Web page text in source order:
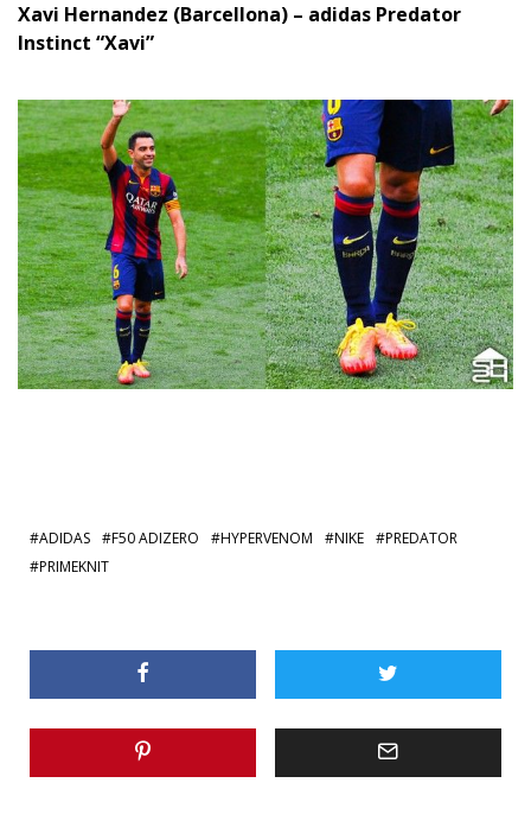
Xavi Hernandez (Barcellona) – adidas Predator
Instinct “Xavi”
ADIDAS F50 ADIZERO HYPERVENOM NIKE
PREDATOR
PRIMEKNIT